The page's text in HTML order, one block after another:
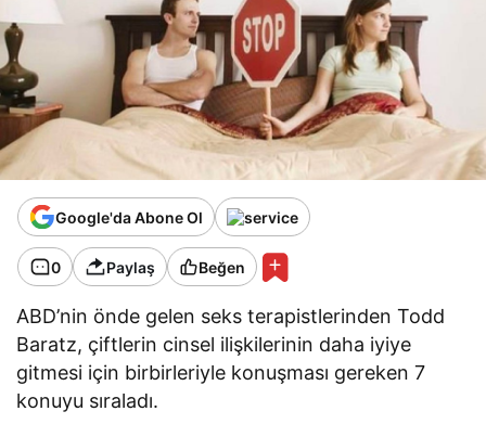
Google'da Abone Ol
0 Paylaş Beğen
ABD’nin önde gelen seks terapistlerinden Todd
Baratz, çiftlerin cinsel ilişkilerinin daha iyiye
gitmesi için birbirleriyle konuşması gereken 7
konuyu sıraladı.